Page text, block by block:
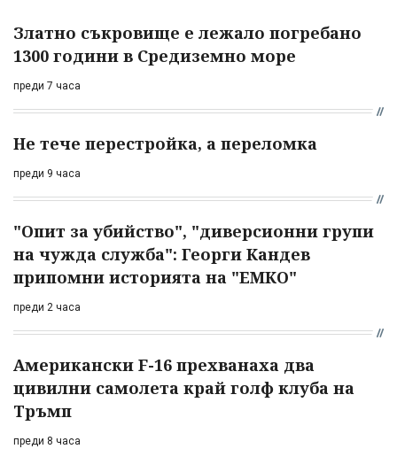
Златно съкровище е лежало погребано
1300 години в Средиземно море
преди 7 часа
Не тече перестройка, а переломка
преди 9 часа
"Опит за убийство", "диверсионни групи
на чужда служба": Георги Кандев
припомни историята на "ЕМКО"
преди 2 часа
Американски F-16 прехванаха два
цивилни самолета край голф клуба на
Тръмп
преди 8 часа